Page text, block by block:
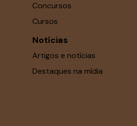
Concursos
Cursos
Notícias
Artigos e notícias
Destaques na mídia